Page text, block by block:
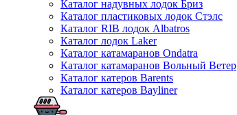
Каталог надувных лодок Бриз
Каталог пластиковых лодок Стэлс
Каталог RIB лодок Albatros
Каталог лодок Laker
Каталог катамаранов Ondatra
Каталог катамаранов Вольный Ветер
Каталог катеров Barents
Каталог катеров Bayliner